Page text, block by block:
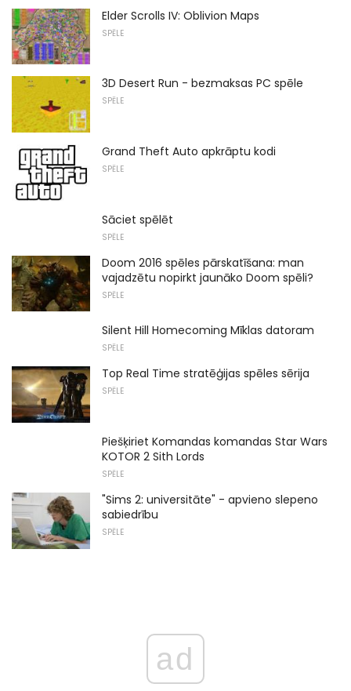
Elder Scrolls IV: Oblivion Maps
SPĒLE
3D Desert Run - bezmaksas PC spēle
SPĒLE
Grand Theft Auto apkrāptu kodi
SPĒLE
Sāciet spēlēt
SPĒLE
Doom 2016 spēles pārskatīšana: man
vajadzētu nopirkt jaunāko Doom spēli?
SPĒLE
Silent Hill Homecoming Mīklas datoram
SPĒLE
Top Real Time stratēģijas spēles sērija
SPĒLE
Piešķiriet Komandas komandas Star Wars
KOTOR 2 Sith Lords
SPĒLE
"Sims 2: universitāte" - apvieno slepeno
sabiedrību
SPĒLE
ad